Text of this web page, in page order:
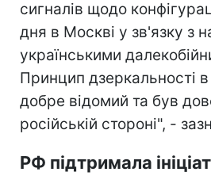
сигналів щодо
дня в Москві у зв'язку з
українськими
Принцип дзеркальності
добре відомий та був
російській стороні", -
РФ підтримала